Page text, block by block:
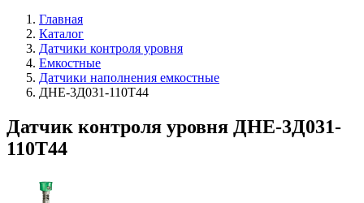
Главная
Каталог
Датчики контроля уровня
Емкостные
Датчики наполнения емкостные
ДНЕ-3Д031-110Т44
Датчик контроля уровня ДНЕ-3Д031-
110Т44